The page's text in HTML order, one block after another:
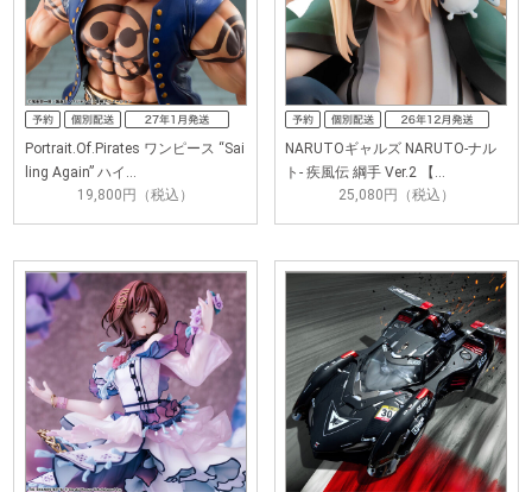
Portrait.Of.Pirates ワンピース “Sai
ling Again” ハイ…
19,800円（税込）
NARUTOギャルズ NARUTO‐ナル
ト‐ 疾風伝 綱手 Ver.2 【…
25,080円（税込）